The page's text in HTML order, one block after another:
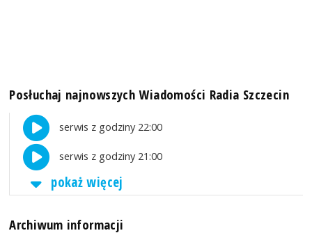
Posłuchaj najnowszych Wiadomości Radia Szczecin
serwis z godziny 22:00
serwis z godziny 21:00
pokaż więcej
Archiwum informacji